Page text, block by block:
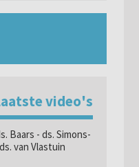
video's
Baars - ds. Simons-
van Vlastuin